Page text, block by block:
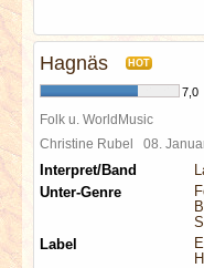
Hagnäs HOT
7,0
Folk u. WorldMusic
Christine Rubel 08.
Interpret/Band
Unter-Genre
Label